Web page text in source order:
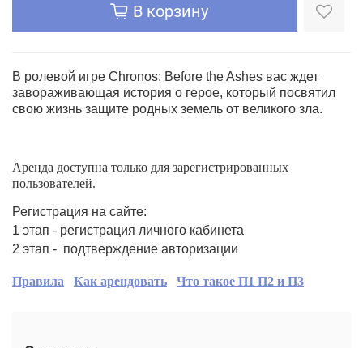
В корзину
В ролевой игре Chronos: Before the Ashes вас ждет
завораживающая история о герое, который посвятил
свою жизнь защите родных земель от великого зла.
Аренда доступна только для зарегистрированных
пользователей.
Регистрация на сайте:
1 этап - регистрация личного кабинета
2 этап - подтверждение авторизации
Правила Как арендовать Что такое П1 П2 и П3